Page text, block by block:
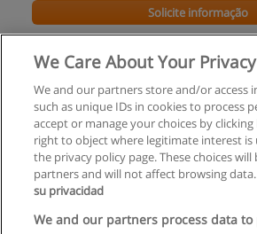
Solicite informação
Licenciatura em Engenharia
Solicite informação
Regras de uso
We Care About Your Privacy
We and our partners store and/or access
such as unique IDs in cookies to process
accept or manage your choices by
right to object where legitimate interest is
the privacy policy page. These choices
partners and will not affect browsing data.
su privacidad
We and our partners process data to